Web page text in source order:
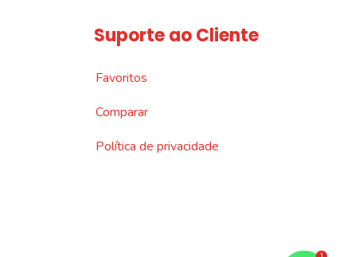
Suporte ao Cliente
Favoritos
Comparar
Política de privacidade